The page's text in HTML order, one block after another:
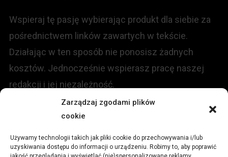
Zarządzaj zgodami plików
cookie
Używamy technologii takich jak pliki cookie do przechowywania i/lub
uzyskiwania dostępu do informacji o urządzeniu. Robimy to, aby poprawić
Wspieraj tę pasję wybierając produkt dla siebie za
pośrednictwem linków zawartych w tekście.
Działając w ten sposób nie ponosisz żadnych
kosztów. Jednocześnie wspierasz pracę naszej
redakcji i jej niezależność.
Redakcja portalu: